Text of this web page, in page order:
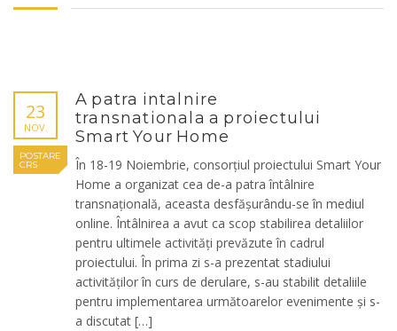
23
NOV.
POSTARE
CRS
A patra intalnire
transnationala a proiectului
Smart Your Home
În 18-19 Noiembrie, consorțiul proiectului Smart Your
Home a organizat cea de-a patra întâlnire
transnațională, aceasta desfășurându-se în mediul
online. Întâlnirea a avut ca scop stabilirea detaliilor
pentru ultimele activități prevăzute în cadrul
proiectului. În prima zi s-a prezentat stadiului
activităților în curs de derulare, s-au stabilit detaliile
pentru implementarea următoarelor evenimente și s-
a discutat […]